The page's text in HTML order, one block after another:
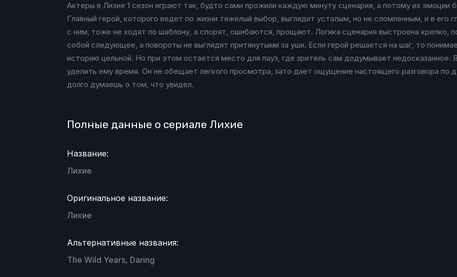
Актеры в Лихие 1 сезон играют так, будто сами прожили каждую минуту сценария, а потому их эмоции
Главный герой, которого ведет по жизни тяжелый выбор, выглядит усталым, но не сломленным, и в его
с ним, тоже не ходят по шаблону, а спорят, ошибаются, прощают. Логика сценария выстроена крепко,
собой следующее, а повороты не выглядят притянутыми за уши. Если герой решается на шаг, то
историю цельной. Но при этом остается место для пауз, где зритель сам додумывает недосказанное.
уделить ему время. Он не обещает легкого просмотра, зато дает ощущение настоящего разговора по
долго думаешь о том, что увидел.
Полные данные о сериале Лихие
Название:
Лихие
Оригинальное название:
Лихие
Альтернативные названия:
The Wild Years, Daring